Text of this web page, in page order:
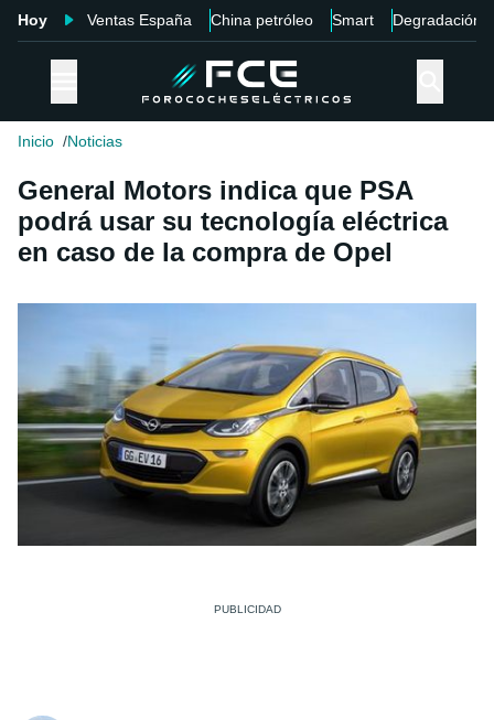
Hoy Ventas España China petróleo Smart Degradación
Inicio Noticias
General Motors indica que PSA
podrá usar su tecnología eléctrica
en caso de la compra de Opel